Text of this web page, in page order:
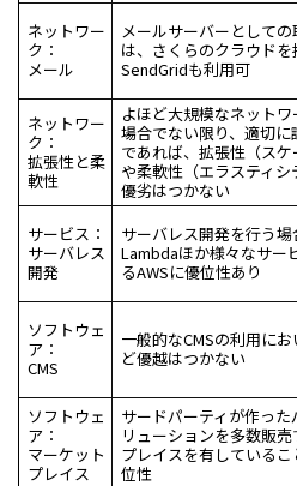
ネットワー
ク：
メール
メールサーバーとして
は、さくらのクラウドを
SendGridも利用可
ネットワー
ク：
拡張性と柔
軟性
よほど大規模なネット
場合でない限り、適切
であれば、拡張性（スケ
や柔軟性（エラスティシ
優劣はつかない
サービス：
サーバレス
開発
サーバレス開発を行う場
Lambdaほか様々なサー
るAWSに優位性あり
ソフトウェ
ア：
CMS
一般的なCMSの利用に
ど優越はつかない
ソフトウェ
ア：
マーケット
プレイス
サードパーティが作った
リューションを多数販売
プレイスを有しているこ
位性